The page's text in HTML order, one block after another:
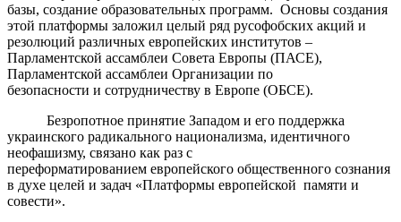
базы, создание образовательных программ. Основы создания
этой платформы заложил целый ряд русофобских акций и
резолюций различных европейских институтов –
Парламентской ассамблеи Совета Европы (ПАСЕ),
Парламентской ассамблеи Организации по
безопасности и сотрудничеству в Европе (ОБСЕ).
Безропотное принятие Западом и его поддержка
украинского радикального национализма, идентичного
неофашизму, связано как раз с
переформатированием европейского общественного сознания
в духе целей и задач «Платформы европейской памяти и
совести».